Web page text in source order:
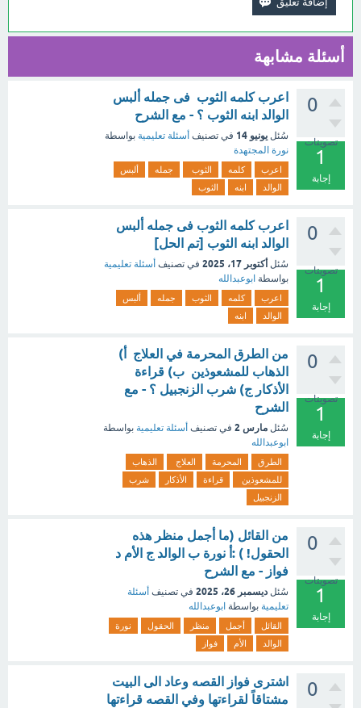
أسئلة مشابهة
0
تصويتات
1
إجابة
اعرب كلمه الثوب فى جمله ألبس
الوالد ابنه الثوب ؟ - مع الشرح
سُئل يونيو 14 في تصنيف أسئلة تعليمية بواسطة
نورة المجتهدة
اعرب كلمه الثوب جمله
ألبس
الوالد
ابنه الثوب
0
تصويتات
1
إجابة
اعرب كلمه الثوب فى جمله ألبس
الوالد ابنه الثوب [تم الحل]
سُئل أكتوبر 17، 2025 في تصنيف أسئلة تعليمية
بواسطة ابوعبدالله
اعرب كلمه الثوب جمله
ألبس
الوالد
ابنه
0
تصويتات
1
إجابة
من الطرق المحرمة في العلاج أ)
الذهاب للمشعوذين ب) قراءة
الأذكار ج) شرب الزنجبيل ؟ - مع
الشرح
سُئل مارس 2 في تصنيف أسئلة تعليمية بواسطة
ابوعبدالله
الطرق المحرمة العلاج
الذهاب
للمشعوذين
قراءة الأذكار
شرب
الزنجبيل
0
تصويتات
1
إجابة
من القائل (ما أجمل منظر هذه
الحقول! ) :أ نورة ب الوالد ج الأم د
فواز - مع الشرح
سُئل ديسمبر 26، 2025 في تصنيف أسئلة
تعليمية بواسطة ابوعبدالله
القائل أجمل منظر الحقول
نورة
الوالد
الأم فواز
0
اشترى فواز القصه وعاد الى البيت
مشتاقاً لقراءتها وفي القصه قراءتها